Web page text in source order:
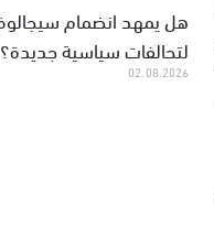
هل يمهد انضمام
لتحالفات سياسية جديدة؟
02.08.2026